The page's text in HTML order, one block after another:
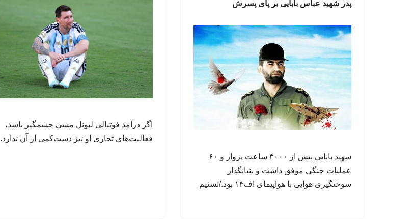
پدر شهید عباس بابایی بر پای پسرش
شهید بابایی بیش از ۳۰۰۰ ساعت پرواز و ۶۰
عملیات جنگی موفق داشت و بنیانگذار
سوختگیری هوایی با هواپیمای اف۱۴ بود./تسنیم
اگر درآمد فوتبالی لیونل مسی چشمگیر باشد،
فعالیت‌های تجاری او نیز دست‌کمی از آن ندارد.